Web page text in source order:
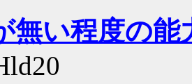
無い程度の能